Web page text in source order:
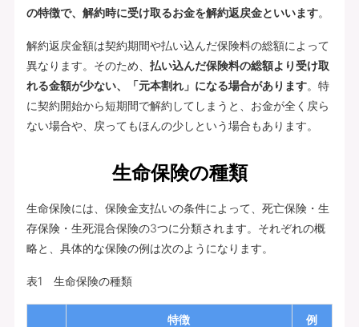
の特徴で、解約時に受け取るお金を解約返戻金といいます。
解約返戻金額は契約期間や払い込んだ保険料の総額によって
異なります。そのため、 払い込んだ保険料の総額より受け取
れる金額が少ない、「元本割れ」になる場合があります。特
に契約開始から短期間で解約してしまうと、お金が全く戻ら
ない場合や、戻ってもほんの少しという場合もあります。
生命保険の種類
生命保険には、保険金支払いの条件によって、死亡保険・生
存保険・生死混合保険の3つに分類されます。それぞれの概
略と、具体的な保険の例は次のようになります。
表1 生命保険の種類
特徴 例